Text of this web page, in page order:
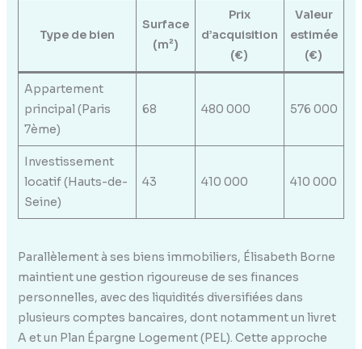
Type de bien
Surface
(m²)
Prix
d’acquisition
(€)
Valeur
estimée
(€)
Appartement
principal (Paris
7ème)
68 480 000 576 000
Investissement
locatif (Hauts-de-
Seine)
43 410 000 410 000
Parallèlement à ses biens immobiliers, Élisabeth Borne
maintient une gestion rigoureuse de ses finances
personnelles, avec des liquidités diversifiées dans
plusieurs comptes bancaires, dont notamment un livret
A et un Plan Épargne Logement (PEL). Cette approche